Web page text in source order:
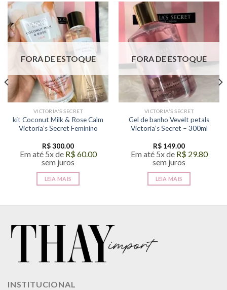
FORA DE ESTOQUE
VICTORIA'S SECRET
kit Coconut Milk & Rose Calm
Victoria’s Secret Feminino
R$300.00
Em até 5x de R$60.00
sem juros
LEIA MAIS
FORA DE ESTOQUE
VICTORIA'S SECRET
Gel de banho Vevelt petals
Victoria’s Secret – 300ml
R$ 149.00
Em até 5x de R$29.80
sem juros
LEIA MAIS
INSTITUCIONAL